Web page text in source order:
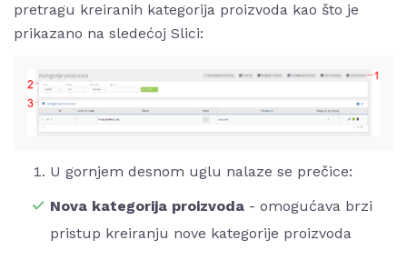
pretragu kreiranih kategorija proizvoda kao što je
prikazano na sledećoj Slici:
U gornjem desnom uglu nalaze se prečice:
Nova kategorija proizvoda - omogućava brzi
pristup kreiranju nove kategorije proizvoda